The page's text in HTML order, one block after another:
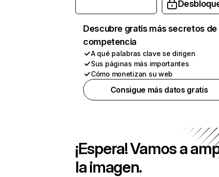
Descubre gratis más secretos de
competencia
A qué palabras clave se dirigen
Sus páginas más importantes
Cómo monetizan su web
Consigue más datos gratis
¡Espera! Vamos a
la imagen.